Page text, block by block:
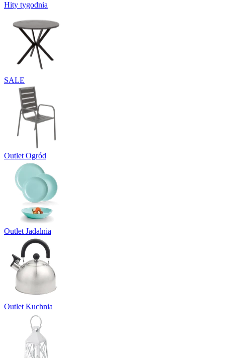
Hity tygodnia
SALE
Outlet Ogród
Outlet Jadalnia
Outlet Kuchnia